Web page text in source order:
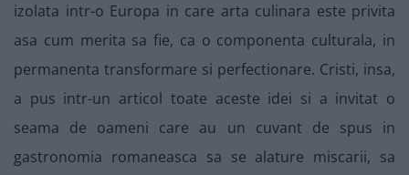
izolata intr-o Europa in care arta culinara este privita
asa cum merita sa fie, ca o componenta culturala, in
permanenta transformare si perfectionare. Cristi, insa,
a pus intr-un articol toate aceste idei si a invitat o
seama de oameni care au un cuvant de spus in
gastronomia romaneasca sa se alature miscarii, sa